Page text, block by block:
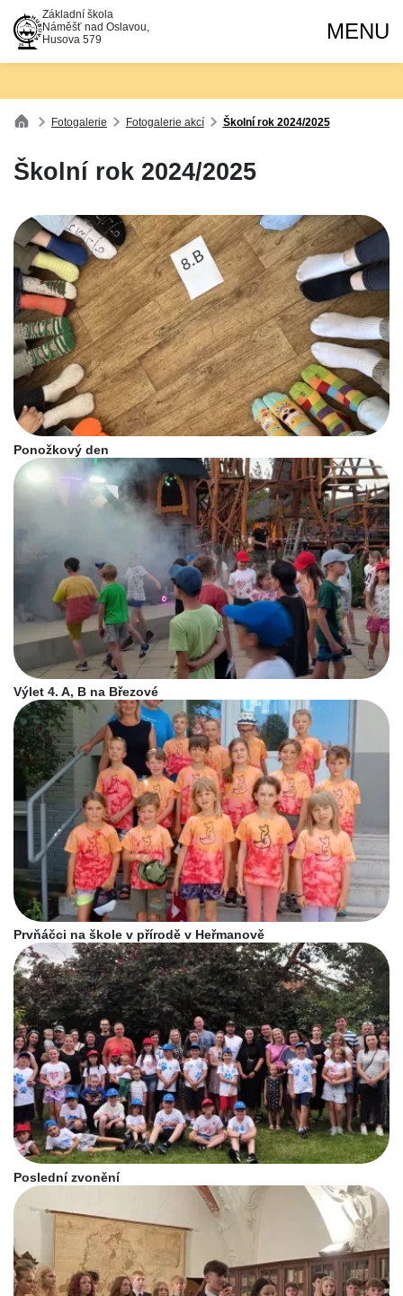
Základní škola
Náměšť nad Oslavou,
Husova 579
MENU
Fotogalerie Fotogalerie akcí Školní rok 2024/2025
Školní rok 2024/2025
Ponožkový den
Výlet 4. A, B na Březové
Prvňáčci na škole v přírodě v Heřmanově
Poslední zvonění